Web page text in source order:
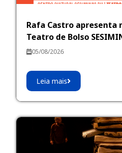
Rafa Castro apresenta
Teatro de Bolso
05/08/2026
Leia mais